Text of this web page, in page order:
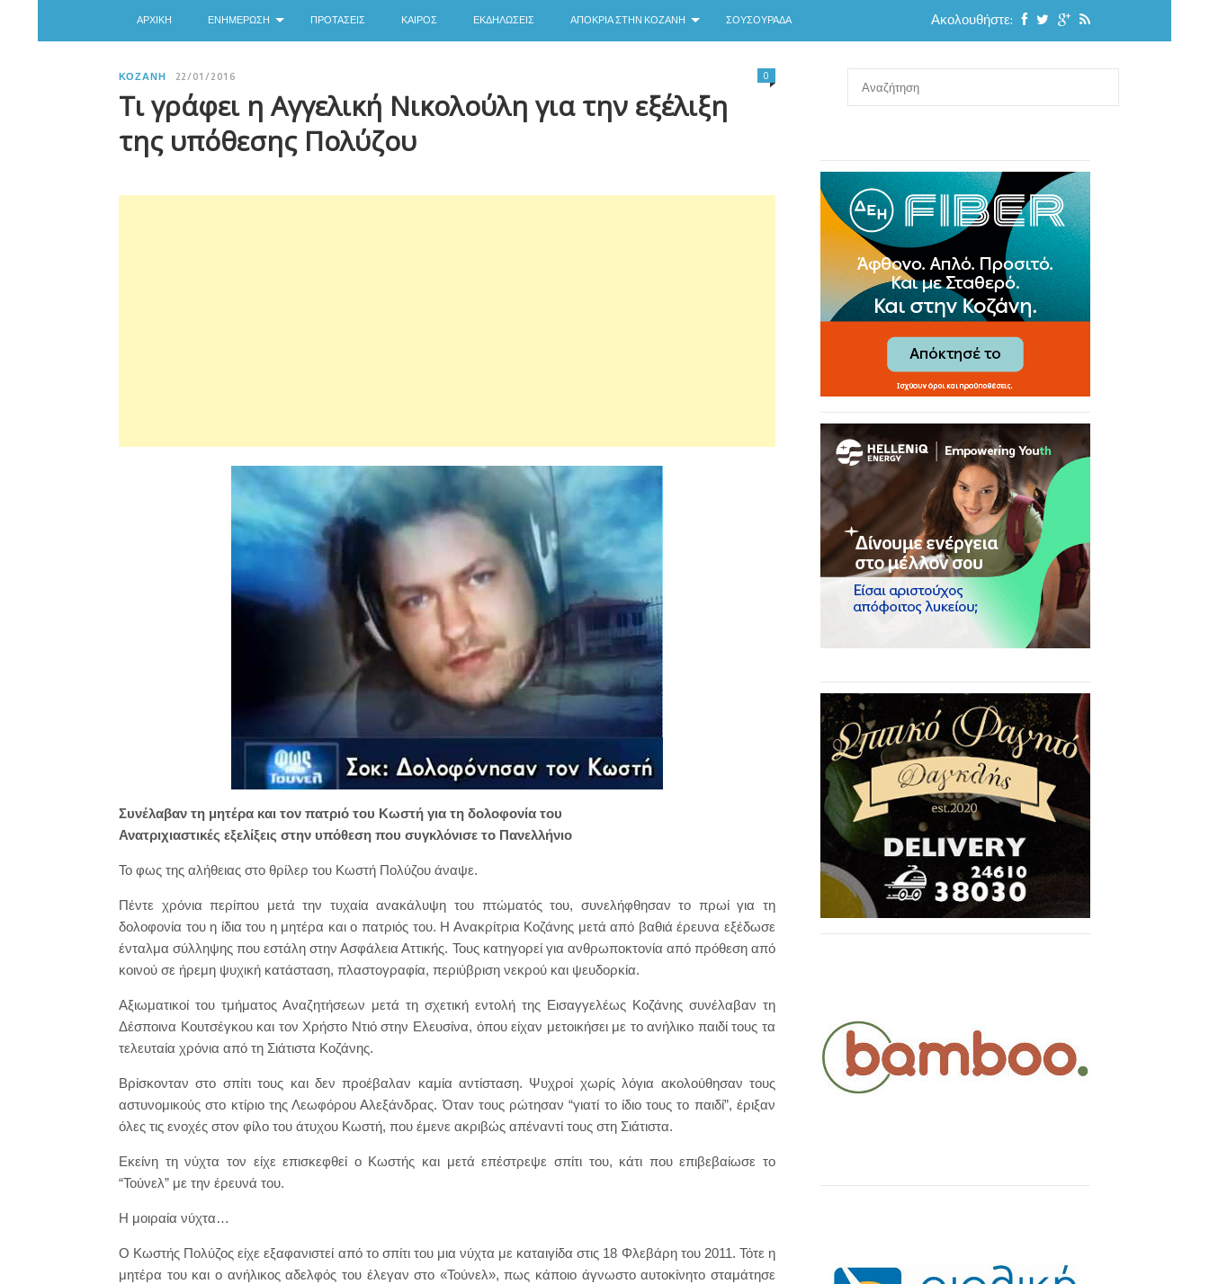
ΑΡΧΙΚΉ ΕΝΗΜΈΡΩΣΗ ΠΡΟΤΆΣΕΙΣ ΚΑΙΡΌΣ ΕΚΔΗΛΏΣΕΙΣ ΑΠΟΚΡΙΆ ΣΤΗΝ ΚΟΖΆΝΗ ΣΟΥΣΟΥΡΆΔΑ Ακολουθήστε:
ΚΟΖΆΝΗ 22/01/2016
Τι γράφει η Αγγελική Νικολούλη για την εξέλιξη
της υπόθεσης Πολύζου
0
Συνέλαβαν τη μητέρα και τον πατριό του Κωστή για τη δολοφονία του
Ανατριχιαστικές εξελίξεις στην υπόθεση που συγκλόνισε το Πανελλήνιο
Το φως της αλήθειας στο θρίλερ του Κωστή Πολύζου άναψε.
Πέντε χρόνια περίπου μετά την τυχαία ανακάλυψη του πτώματός του, συνελήφθησαν το πρωί για τη
δολοφονία του η ίδια του η μητέρα και ο πατριός του. Η Ανακρίτρια Κοζάνης μετά από βαθιά έρευνα εξέδωσε
ένταλμα σύλληψης που εστάλη στην Ασφάλεια Αττικής. Τους κατηγορεί για ανθρωποκτονία από πρόθεση από
κοινού σε ήρεμη ψυχική κατάσταση, πλαστογραφία, περιύβριση νεκρού και ψευδορκία.
Αξιωματικοί του τμήματος Αναζητήσεων μετά τη σχετική εντολή της Εισαγγελέως Κοζάνης συνέλαβαν τη
Δέσποινα Κουτσέγκου και τον Χρήστο Ντιό στην Ελευσίνα, όπου είχαν μετοικήσει με το ανήλικο παιδί τους τα
τελευταία χρόνια από τη Σιάτιστα Κοζάνης.
Βρίσκονταν στο σπίτι τους και δεν προέβαλαν καμία αντίσταση. Ψυχροί χωρίς λόγια ακολούθησαν τους
αστυνομικούς στο κτίριο της Λεωφόρου Αλεξάνδρας. Όταν τους ρώτησαν “γιατί το ίδιο τους το παιδί”, έριξαν
όλες τις ενοχές στον φίλο του άτυχου Κωστή, που έμενε ακριβώς απέναντί τους στη Σιάτιστα.
Εκείνη τη νύχτα τον είχε επισκεφθεί ο Κωστής και μετά επέστρεψε σπίτι του, κάτι που επιβεβαίωσε το
“Τούνελ” με την έρευνά του.
Η μοιραία νύχτα…
Ο Κωστής Πολύζος είχε εξαφανιστεί από το σπίτι του μια νύχτα με καταιγίδα στις 18 Φλεβάρη του 2011. Τότε η
μητέρα του και ο ανήλικος αδελφός του έλεγαν στο «Τούνελ», πως κάποιο άγνωστο αυτοκίνητο σταμάτησε